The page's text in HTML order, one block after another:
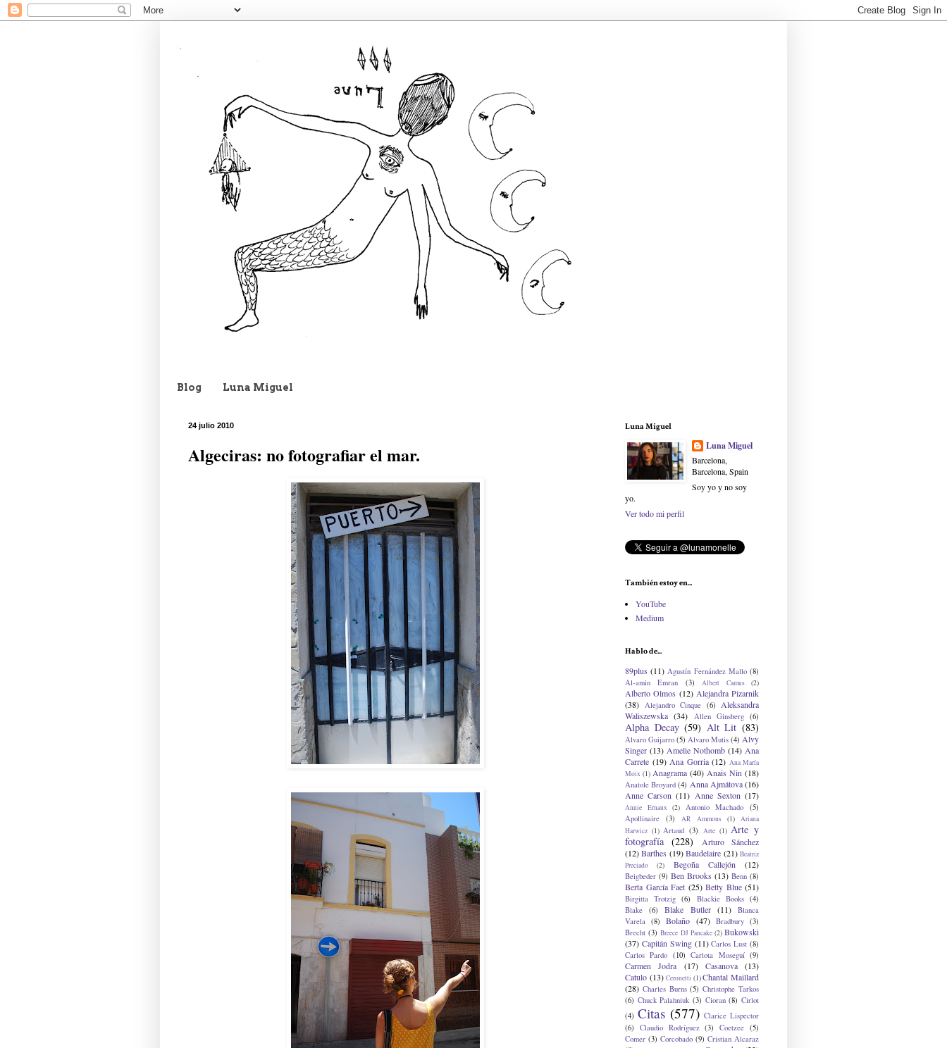
Blog Luna Miguel
24 julio 2010
Algeciras: no fotografiar el mar.
Luna Miguel
Luna Miguel
Barcelona,
Barcelona, Spain
Soy yo y no soy
yo.
Ver todo mi perfil
También estoy en...
YouTube
Medium
Hablo de...
89plus (11) Agustín Fernández Mallo (8)
Al-amin Emran
(3) Albert Camus (2)
Alberto Olmos (12) Alejandra Pizarnik
(38)
Alejandro Cinque (6)
Aleksandra
Waliszewska (34) Allen Ginsberg (6)
Alpha Decay (59) Alt Lit (83)
Alvaro Guijarro (5) Alvaro Mutis (4) Alvy
Singer (13) Amelie Nothomb (14) Ana
Carrete (19) Ana Gorria (12) Ana María
Moix (1) Anagrama (40) Anais Nin (18)
Anatole Broyard (4) Anna Ajmátova (16)
Anne Carson (11) Anne Sexton (17)
Annie Ernaux (2) Antonio Machado
(5)
Apollinaire
(3) AR Ammons (1)
Ariana
Harwicz (1) Artaud (3) Arte (1) Arte y
fotografía (228)
Arturo Sánchez
(12) Barthes (19) Baudelaire (21) Beatriz
Preciado
(2) Begoña Callejón (12)
Beigbeder (9) Ben Brooks (13) Benn (8)
Berta García Faet (25) Betty Blue (51)
Birgitta Trotzig (6) Blackie Books (4)
Blake
(6) Blake Butler (11)
Blanca
Varela
(8) Bolaño (47) Bradbury (3)
Brecht (3) Breece DJ Pancake (2) Bukowski
(37) Capitán Swing (11) Carlos Lust (8)
Carlos Pardo (10) Carlota Moseguí (9)
Carmen Jodra (17) Casanova
(13)
Catulo (13) Ceronetti (1) Chantal Maillard
(28) Charles Burns (5) Christophe Tarkos
(6) Chuck Palahniuk (3) Cioran (8) Cirlot
(4) Citas (577) Clarice Lispector
(6)
Claudio Rodríguez (3) Coetzee (5)
Comer (3) Corcobado (9) Cristian Alcaraz